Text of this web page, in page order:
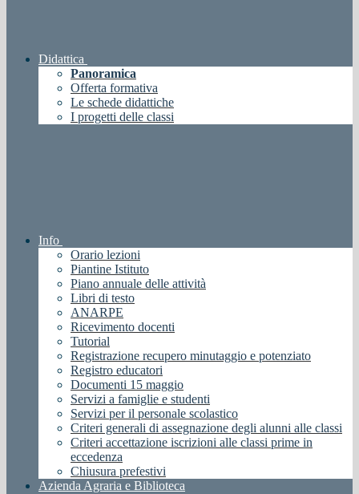
Didattica
Panoramica
Offerta formativa
Le schede didattiche
I progetti delle classi
Info
Orario lezioni
Piantine Istituto
Piano annuale delle attività
Libri di testo
ANARPE
Ricevimento docenti
Tutorial
Registrazione recupero minutaggio e potenziato
Registro educatori
Documenti 15 maggio
Servizi a famiglie e studenti
Servizi per il personale scolastico
Criteri generali di assegnazione degli alunni alle classi
Criteri accettazione iscrizioni alle classi prime in
eccedenza
Chiusura prefestivi
Azienda Agraria e Biblioteca